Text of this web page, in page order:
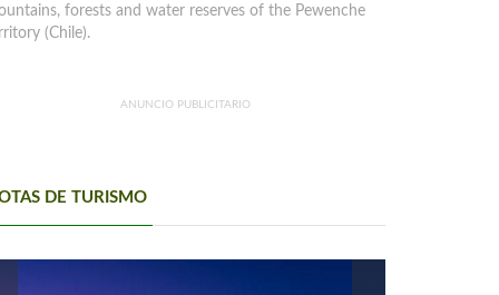
forests and water reserves of the Pewenche
(Chile).
ANUNCIO PUBLICITARIO
DE TURISMO